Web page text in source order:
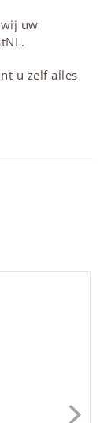
uw
u zelf alles